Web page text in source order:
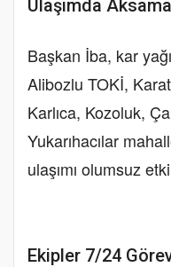
Ulaşımda
Başkan İba, kar
Alibozlu TOKİ,
Karlıca, Kozoluk,
Yukarıhacılar
ulaşımı olumsuz
Ekipler 7/24